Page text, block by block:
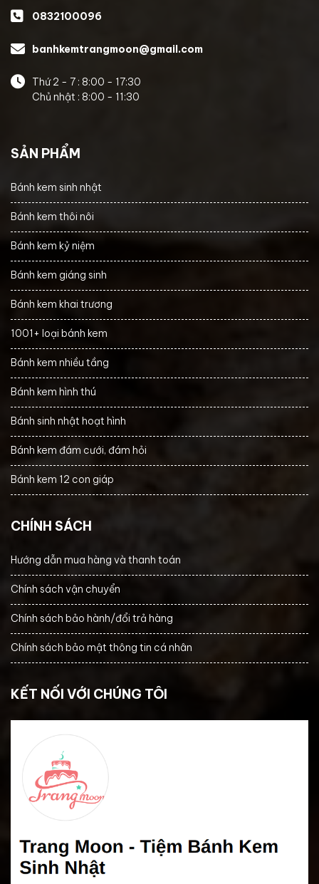
0832100096
banhkemtrangmoon@gmail.com
Thứ 2 - 7 : 8:00 - 17:30
Chủ nhật : 8:00 - 11:30
SẢN PHẨM
Bánh kem sinh nhật
Bánh kem thôi nôi
Bánh kem kỷ niệm
Bánh kem giáng sinh
Bánh kem khai trương
1001+ loại bánh kem
Bánh kem nhiều tầng
Bánh kem hình thú
Bánh sinh nhật hoạt hình
Bánh kem đám cưới, đám hỏi
Bánh kem 12 con giáp
CHÍNH SÁCH
Hướng dẫn mua hàng và thanh toán
Chính sách vận chuyển
Chính sách bảo hành/đổi trả hàng
Chính sách bảo mật thông tin cá nhân
KẾT NỐI VỚI CHÚNG TÔI